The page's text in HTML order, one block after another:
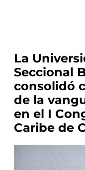
La
Seccional
consolidó
de la
en el I
Caribe de